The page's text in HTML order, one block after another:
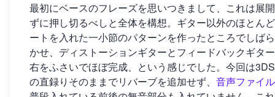
最初にベースのフレーズを思いつきまして、これは展
ずに押し切るべしと全体を構想。ギター以外のほとん
ートを入れた一小節のパターンを作ったところでしば
かせ、ディストーションギターとフィードバックギタ
右をふさいでほぼ完成、という感じでした。今回は
の直録りそのままでリバーブを追加せず、 音声ファイ